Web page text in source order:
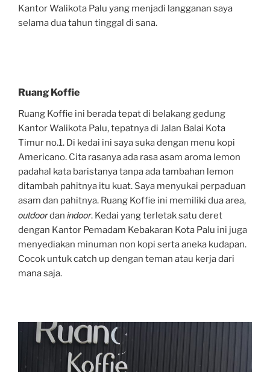
Kantor Walikota Palu yang menjadi langganan saya
selama dua tahun tinggal di sana.
Ruang Koffie
Ruang Koffie ini berada tepat di belakang gedung
Kantor Walikota Palu, tepatnya di Jalan Balai Kota
Timur no.1. Di kedai ini saya suka dengan menu kopi
Americano. Cita rasanya ada rasa asam aroma lemon
padahal kata baristanya tanpa ada tambahan lemon
ditambah pahitnya itu kuat. Saya menyukai perpaduan
asam dan pahitnya. Ruang Koffie ini memiliki dua area,
outdoordan indoor. Kedai yang terletak satu deret
dengan Kantor Pemadam Kebakaran Kota Palu ini juga
menyediakan minuman non kopi serta aneka kudapan.
Cocok untuk catch up dengan teman atau kerja dari
mana saja.